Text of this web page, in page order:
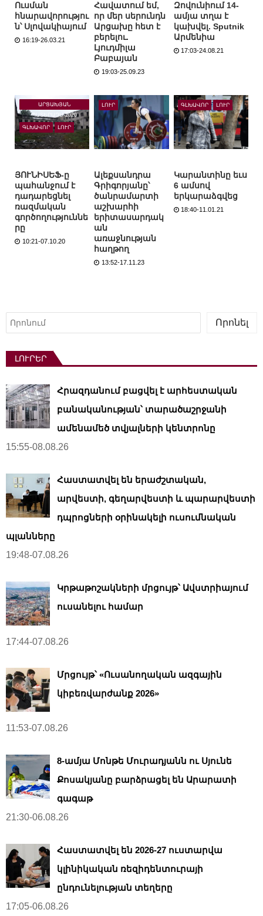
Ուսման
հնարավորությու
ն՝ Սլովակիայում
16:19-26.03.21
Հավատում եմ,
որ մեր սերունդն
Արցախը հետ է
բերելու.
Լյուդմիլա
Բաբայան
19:03-25.09.23
Զովունիում 14-
ամյա տղա է
կախվել. Sputnik
Արմենիա
17:03-24.08.21
ԱՐՑԱԽՅԱՆ
ՊԱՏԵՐԱԶՄ-2020
ԳԼԽԱՎՈՐ ԼՈՒՐ
ՅՈՒՆԻՍԵՖ-ը
պահանջում է
դադարեցնել
ռազմական
գործողություննե
րը
10:21-07.10.20
ԼՈՒՐ
Ալեքսանդրա
Գրիգորյանը՝
ծանրամարտի
աշխարհի
երիտասարդակ
ան
առաջնության
հաղթող
13:52-17.11.23
ԳԼԽԱՎՈՐ ԼՈՒՐ
Կարանտինը եւս
6 ամսով
երկարաձգվեց
18:40-11.01.21
Որոնել
Որոնել
ԼՈՒՐԵՐ
Հրազդանում բացվել է արհեստական ​​
բանականության՝ տարածաշրջանի
ամենամեծ տվյալների կենտրոնը
15:55-08.08.26
Հաստատվել են երաժշտական,
արվեստի, գեղարվեստի և պարարվեստի
դպրոցների օրինակելի ուսումնական
պլանները
19:48-07.08.26
Կրթաթոշակների մրցույթ՝ Ավստրիայում
ուսանելու համար
17:44-07.08.26
Մրցույթ՝ «Ուսանողական ազգային
կիբեռվարժանք 2026»
11:53-07.08.26
8-ամյա Մոնթե Մուրադյանն ու Սյունե
Քոսակյանը բարձրացել են Արարատի
գագաթ
21:30-06.08.26
Հաստատվել են 2026-27 ուստարվա
կլինիկական ռեզիդենտուրայի
ընդունելության տեղերը
17:05-06.08.26